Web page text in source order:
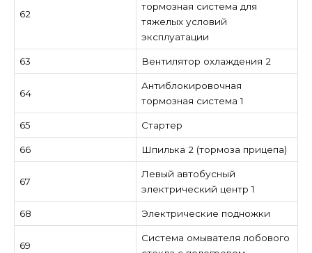
62
тормозная система для
тяжелых условий
эксплуатации
63 Вентилятор охлаждения 2
64
Антиблокировочная
тормозная система 1
65 Стартер
66 Шпилька 2 (тормоза прицепа)
67
Левый автобусный
электрический центр 1
68 Электрические подножки
69
Система омывателя лобового